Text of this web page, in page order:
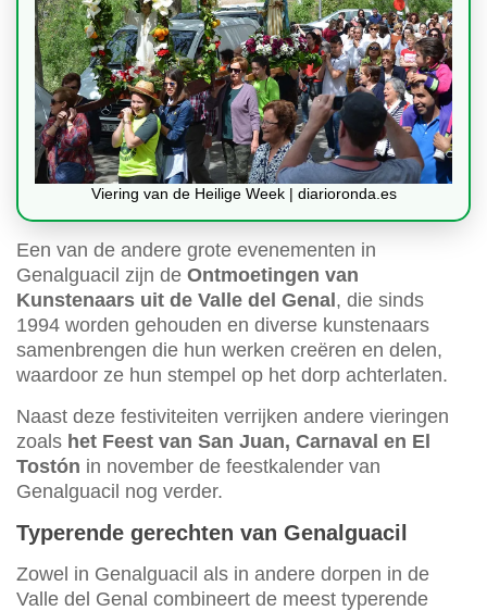
Viering van de Heilige Week | diarioronda.es
Een van de andere grote evenementen in
Genalguacil zijn de Ontmoetingen van
Kunstenaars uit de Valle del Genal, die sinds
1994 worden gehouden en diverse kunstenaars
samenbrengen die hun werken creëren en delen,
waardoor ze hun stempel op het dorp achterlaten.
Naast deze festiviteiten verrijken andere vieringen
zoals het Feest van San Juan, Carnaval en El
Tostón in november de feestkalender van
Genalguacil nog verder.
Typerende gerechten van Genalguacil
Zowel in Genalguacil als in andere dorpen in de
Valle del Genal combineert de meest typerende